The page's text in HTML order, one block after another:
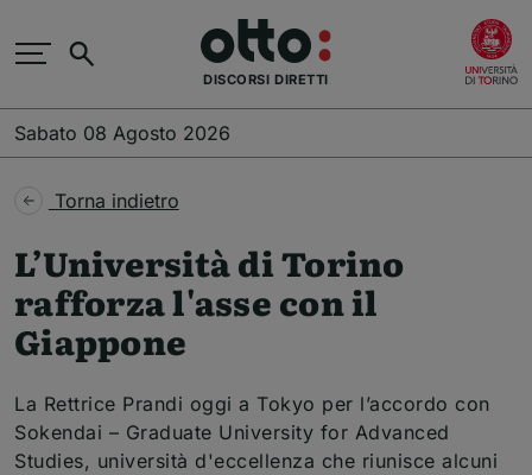
Salta al contenuto principale
DISCORSI DIRETTI
Sabato 08 Agosto 2026
Torna indietro
L’Università di Torino
rafforza l'asse con il
Giappone
La Rettrice Prandi oggi a Tokyo per l’accordo con
Sokendai – Graduate University for Advanced
Studies, università d'eccellenza che riunisce alcuni